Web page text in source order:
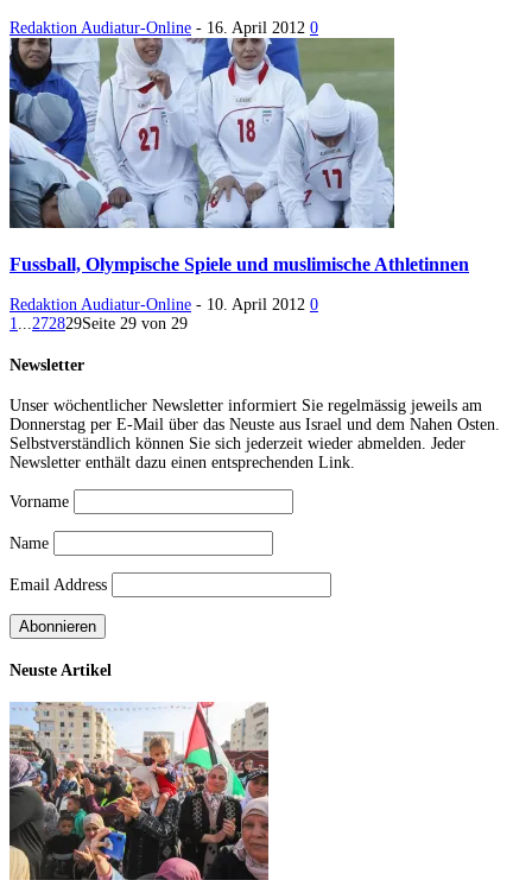
Redaktion Audiatur-Online - 16. April 2012 0
Fussball, Olympische Spiele und muslimische Athletinnen
Redaktion Audiatur-Online - 10. April 2012 0
1...272829Seite 29 von 29
Newsletter
Unser wöchentlicher Newsletter informiert Sie regelmässig jeweils am
Donnerstag per E-Mail über das Neuste aus Israel und dem Nahen Osten.
Selbstverständlich können Sie sich jederzeit wieder abmelden. Jeder
Newsletter enthält dazu einen entsprechenden Link.
Vorname
Name
Email Address
Neuste Artikel